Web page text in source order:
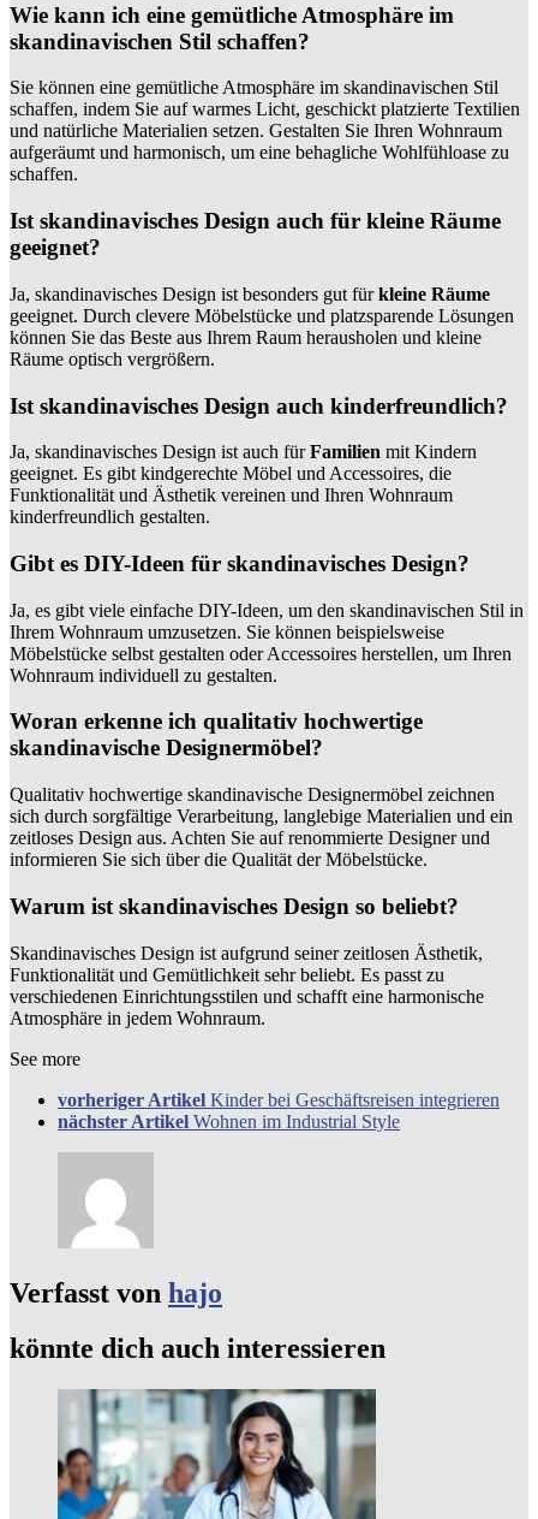
Wie kann ich eine gemütliche Atmosphäre im
skandinavischen Stil schaffen?
Sie können eine gemütliche Atmosphäre im skandinavischen Stil
schaffen, indem Sie auf warmes Licht, geschickt platzierte Textilien
und natürliche Materialien setzen. Gestalten Sie Ihren Wohnraum
aufgeräumt und harmonisch, um eine behagliche Wohlfühloase zu
schaffen.
Ist skandinavisches Design auch für kleine Räume
geeignet?
Ja, skandinavisches Design ist besonders gut fürkleine Räume
geeignet. Durch clevere Möbelstücke und platzsparende Lösungen
können Sie das Beste aus Ihrem Raum herausholen und kleine
Räume optisch vergrößern.
Ist skandinavisches Design auch kinderfreundlich?
Ja, skandinavisches Design ist auch fürFamilien mit Kindern
geeignet. Es gibt kindgerechte Möbel und Accessoires, die
Funktionalität und Ästhetik vereinen und Ihren Wohnraum
kinderfreundlich gestalten.
Gibt es DIY-Ideen für skandinavisches Design?
Ja, es gibt viele einfache DIY-Ideen, um den skandinavischen Stil in
Ihrem Wohnraum umzusetzen. Sie können beispielsweise
Möbelstücke selbst gestalten oder Accessoires herstellen, um Ihren
Wohnraum individuell zu gestalten.
Woran erkenne ich qualitativ hochwertige
skandinavische Designermöbel?
Qualitativ hochwertige skandinavische Designermöbel zeichnen
sich durch sorgfältige Verarbeitung, langlebige Materialien und ein
zeitloses Design aus. Achten Sie auf renommierte Designer und
informieren Sie sich über die Qualität der Möbelstücke.
Warum ist skandinavisches Design so beliebt?
Skandinavisches Design ist aufgrund seiner zeitlosen Ästhetik,
Funktionalität und Gemütlichkeit sehr beliebt. Es passt zu
verschiedenen Einrichtungsstilen und schafft eine harmonische
Atmosphäre in jedem Wohnraum.
See more
vorheriger Artikel Kinder bei Geschäftsreisen integrieren
nächster Artikel Wohnen im Industrial Style
Verfasst von hajo
könnte dich auch interessieren